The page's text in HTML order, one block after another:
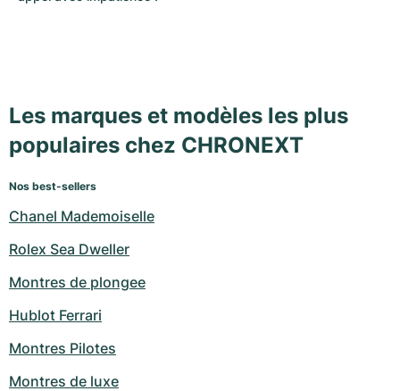
Les marques et modèles les plus
populaires chez CHRONEXT
Nos best-sellers
Chanel Mademoiselle
Rolex Sea Dweller
Montres de plongee
Hublot Ferrari
Montres Pilotes
Montres de luxe